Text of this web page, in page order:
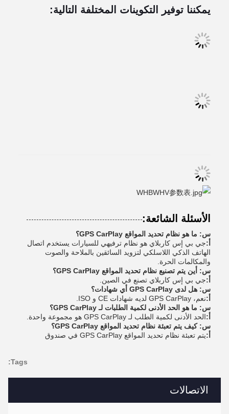
الاتصالات
يمكننا توفير التكوينات المختلفة التالية:
الأسئلة الشائعة:
س: ما هو نظام تحديد المواقع GPS CarPlay؟
أ:جي بي إس كاربلاي هو نظام ترفيهي للسيارات يستخدم اتصال
الهاتف الذكي اللاسلكي لتزويد السائقين بالملاحة والصوت
والمكالمات الحرة.
س: أين يتم تصنيع نظام تحديد المواقع GPS CarPlay؟
أ:جي بي إس كاربلاي تصنع في الصين.
س: هل لدى GPS CarPlay أي شهادات؟
أ:نعم، GPS CarPlay لديه شهادات CE و ISO.
س: ما هو الحد الأدنى لكمية الطلبات لـ GPS CarPlay؟
أ:الحد الأدنى لكمية الطلب لـ GPS CarPlay هو مجموعة واحدة.
س: كيف يتم تعبئة نظام تحديد المواقع GPS CarPlay؟
أ:يتم تعبئة نظام تحديد المواقع GPS CarPlay في صندوق
Tags: